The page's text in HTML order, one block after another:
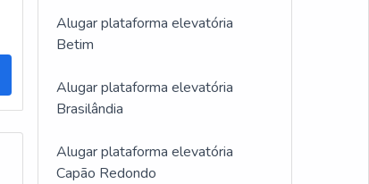
Alugar plataforma elevatória
Betim
Alugar plataforma elevatória
Brasilândia
Alugar plataforma elevatória
Capão Redondo